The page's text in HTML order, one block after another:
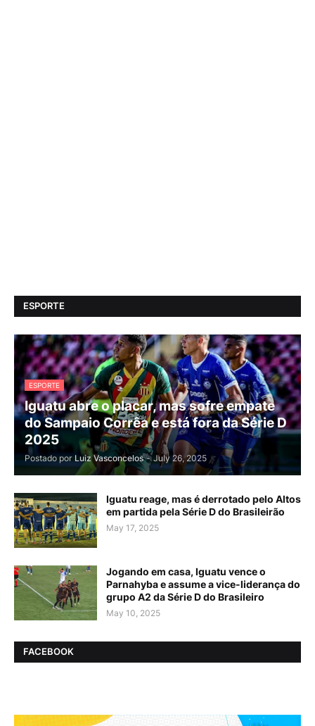
ESPORTE
ESPORTE
Iguatu abre o placar, mas sofre empate
do Sampaio Corrêa e está fora da Série D
2025
Postado por Luiz Vasconcelos - July 26, 2025
Iguatu reage, mas é derrotado pelo Altos
em partida pela Série D do Brasileirão
May 17, 2025
Jogando em casa, Iguatu vence o
Parnahyba e assume a vice-liderança do
grupo A2 da Série D do Brasileiro
May 10, 2025
FACEBOOK